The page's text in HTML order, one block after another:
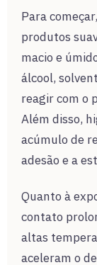
Para
produtos
macio e
álcool,
reagir com o
Além disso,
acúmulo de
adesão e a
Quanto à
contato
altas
aceleram o